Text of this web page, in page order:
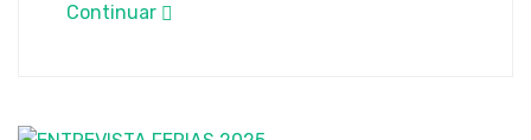
Continuar